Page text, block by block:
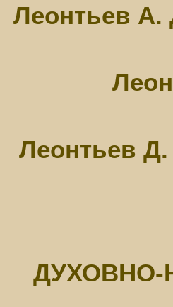
Леонтьев
Леонтьев
ДУХОВНО-